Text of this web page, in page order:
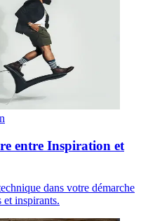
entre Inspiration et
dans votre démarche
et inspirants.